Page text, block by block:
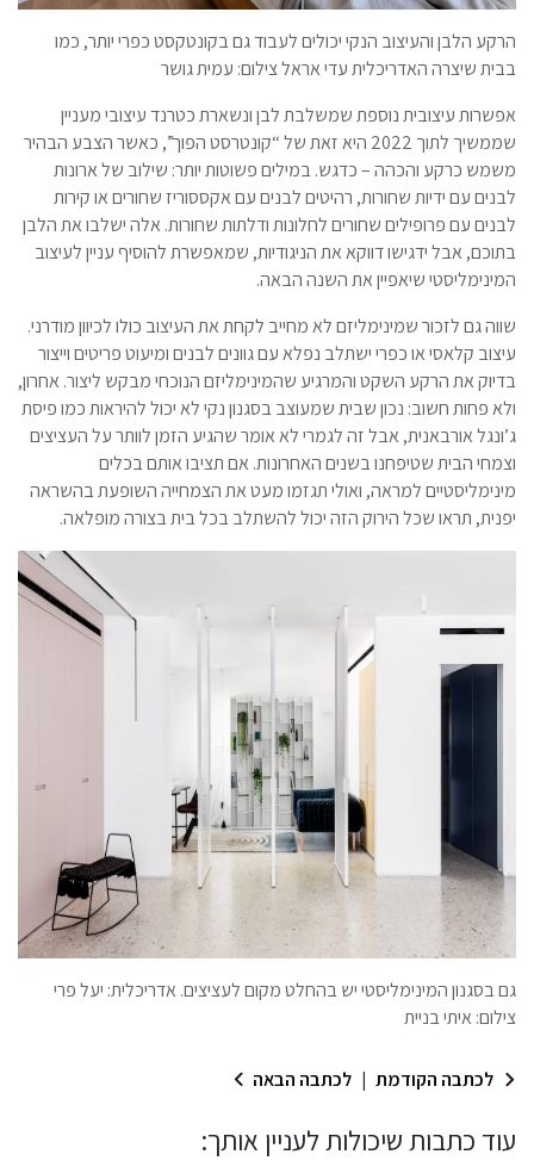
הרקע הלבן והעיצוב הנקי יכולים לעבוד גם בקונטקסט כפרי יותר, כמו
בבית שיצרה האדריכלית עדי אראל צילום: עמית גושר
אפשרות עיצובית נוספת שמשלבת לבן ונשארת כטרנד עיצובי מעניין
שממשיך לתוך 2022 היא זאת של “קונטרסט הפוך”, כאשר הצבע הבהיר
משמש כרקע והכהה – כדגש. במילים פשוטות יותר: שילוב של ארונות
לבנים עם ידיות שחורות, רהיטים לבנים עם אקססוריז שחורים או קירות
לבנים עם פרופילים שחורים לחלונות ודלתות שחורות. אלה ישלבו את הלבן
בתוכם, אבל ידגישו דווקא את הניגודיות, שמאפשרת להוסיף עניין לעיצוב
המינימליסטי שיאפיין את השנה הבאה.
שווה גם לזכור שמינימליזם לא מחייב לקחת את העיצוב כולו לכיוון מודרני.
עיצוב קלאסי או כפרי ישתלב נפלא עם גוונים לבנים ומיעוט פריטים וייצור
בדיוק את הרקע השקט והמרגיע שהמינימליזם הנוכחי מבקש ליצור. אחרון,
ולא פחות חשוב: נכון שבית שמעוצב בסגנון נקי לא יכול להיראות כמו פיסת
ג’ונגל אורבאנית, אבל זה לגמרי לא אומר שהגיע הזמן לוותר על העציצים
וצמחי הבית שטיפחנו בשנים האחרונות. אם תציבו אותם בכלים
מינימליסטיים למראה, ואולי תגזמו מעט את הצמחייה השופעת בהשראה
יפנית, תראו שכל הירוק הזה יכול להשתלב בכל בית בצורה מופלאה.
גם בסגנון המינימליסטי יש בהחלט מקום לעציצים. אדריכלית: יעל פרי
צילום: איתי בניית
לכתבה הקודמת | לכתבה הבאה
עוד כתבות שיכולות לעניין אותך: